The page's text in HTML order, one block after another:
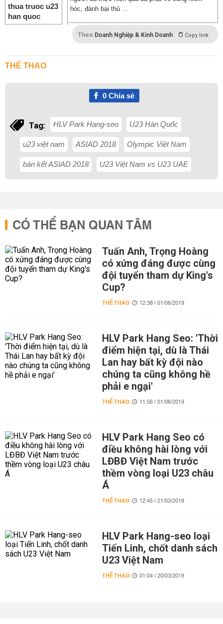
hóc, đánh bại thủ ...
Theo Doanh Nghiệp & Kinh Doanh Copy link
THỂ THAO
0Chia sẻ
Tag: HLV Park Hang-seo U23 Hàn Quốc
u23 việt nam ASIAD 2018 Olympic Việt Nam
bán kết ASIAD 2018 U23 Việt Nam vs U23 UAE
CÓ THỂ BẠN QUAN TÂM
Tuấn Anh, Trọng Hoàng
có xứng đáng được cùng
đội tuyển tham dự King's
Cup?
THỂ THAO 12:38 | 01/06/2019
HLV Park Hang Seo: 'Thời
điểm hiện tại, dù là Thái
Lan hay bất kỳ đội nào
chúng ta cũng không hề
phải e ngại'
THỂ THAO 11:56 | 01/06/2019
HLV Park Hang Seo có
điều không hài lòng với
LĐBĐ Việt Nam trước
thềm vòng loại U23 châu
Á
THỂ THAO 12:45 | 21/03/2019
HLV Park Hang-seo loại
Tiến Linh, chốt danh sách
U23 Việt Nam
THỂ THAO 01:04 | 20/03/2019